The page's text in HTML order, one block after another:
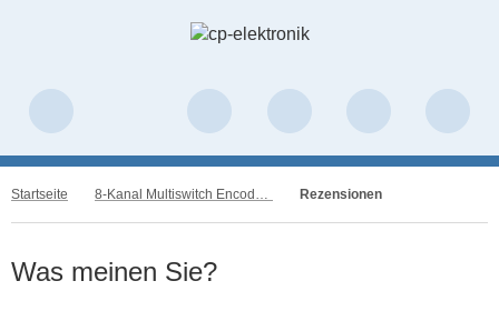
Startseite 8-Kanal Multiswitch Encoder Nautic Schaltbaustein f. FM 314, MC12 Rezensionen
Was meinen Sie?